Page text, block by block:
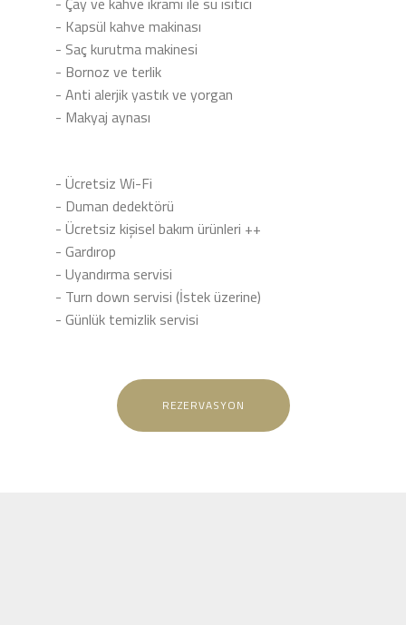
- Kapsül kahve makinası
- Saç kurutma makinesi
- Bornoz ve terlik
- Anti alerjik yastık ve yorgan
- Makyaj aynası
- Ücretsiz Wi-Fi
- Duman dedektörü
- Ücretsiz kişisel bakım ürünleri ++
- Gardırop
- Uyandırma servisi
- Turn down servisi (İstek üzerine)
- Günlük temizlik servisi
REZERVASYON